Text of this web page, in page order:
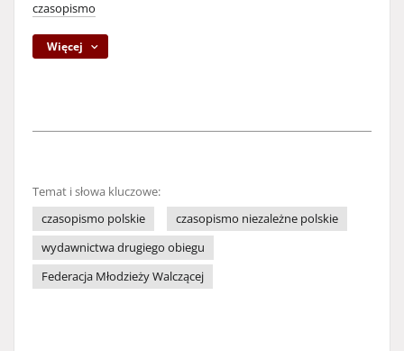
czasopismo
Więcej
Temat i słowa kluczowe:
czasopismo polskie
czasopismo niezależne polskie
wydawnictwa drugiego obiegu
Federacja Młodzieży Walczącej